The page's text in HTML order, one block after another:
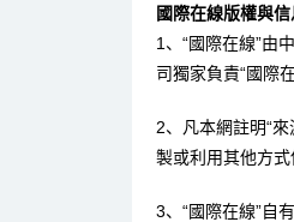
國際在線版權與
1、“國際在線”由
司獨家負責“國際
2、凡本網註明“
製或利用其他方式
3、“國際在線”自